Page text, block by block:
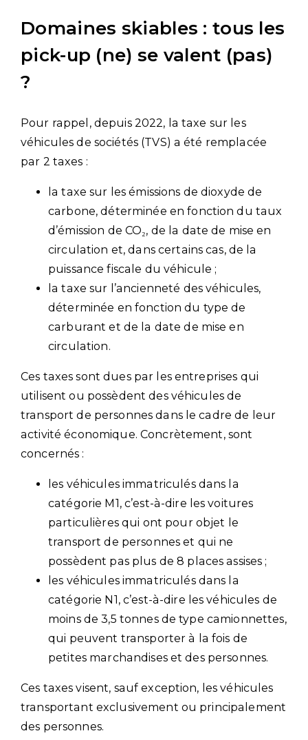
Domaines skiables : tous les
pick-up (ne) se valent (pas)
?
Pour rappel, depuis 2022, la taxe sur les
véhicules de sociétés (TVS) a été remplacée
par 2 taxes :
la taxe sur les émissions de dioxyde de
carbone, déterminée en fonction du taux
d’émission de CO₂, de la date de mise en
circulation et, dans certains cas, de la
puissance fiscale du véhicule ;
la taxe sur l’ancienneté des véhicules,
déterminée en fonction du type de
carburant et de la date de mise en
circulation.
Ces taxes sont dues par les entreprises qui
utilisent ou possèdent des véhicules de
transport de personnes dans le cadre de leur
activité économique. Concrètement, sont
concernés :
les véhicules immatriculés dans la
catégorie M1, c’est-à-dire les voitures
particulières qui ont pour objet le
transport de personnes et qui ne
possèdent pas plus de 8 places assises ;
les véhicules immatriculés dans la
catégorie N1, c’est-à-dire les véhicules de
moins de 3,5 tonnes de type camionnettes,
qui peuvent transporter à la fois de
petites marchandises et des personnes.
Ces taxes visent, sauf exception, les véhicules
transportant exclusivement ou principalement
des personnes.